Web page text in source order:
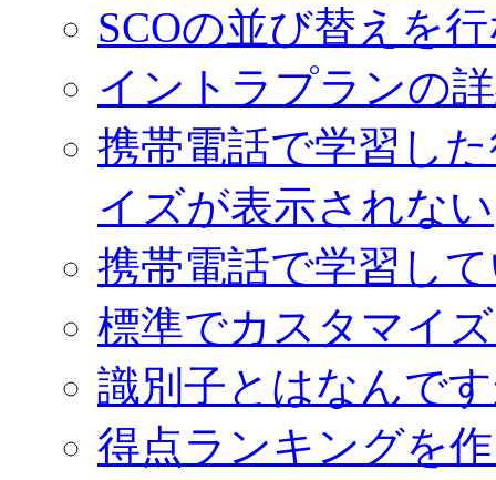
SCOの並び替えを
イントラプランの
携帯電話で学習し
イズが表示されない
携帯電話で学習し
標準でカスタマイ
識別子とはなんで
得点ランキングを